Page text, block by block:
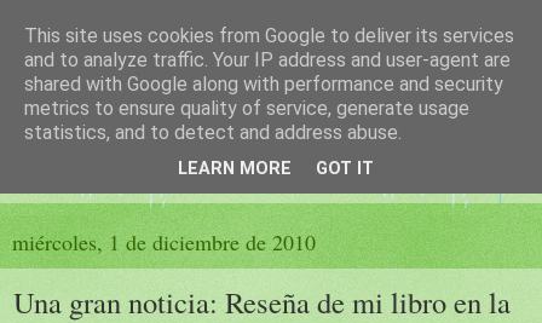
El sueño de las palabras
PÁGINA LITERARIA DE FELISA MORENO
miércoles, 1 de diciembre de 2010
Una gran noticia: Reseña de mi libro en la
This site uses cookies from Google to deliver its services
and to analyze traffic. Your IP address and user-agent are
shared with Google along with performance and security
metrics to ensure quality of service, generate usage
statistics, and to detect and address abuse.
LEARN MORE GOT IT